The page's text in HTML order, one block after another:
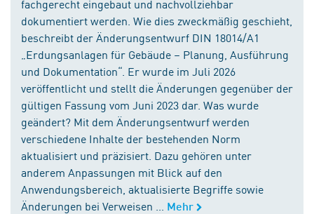
fachgerecht eingebaut und nachvollziehbar
dokumentiert werden. Wie dies zweckmäßig geschieht,
beschreibt der Änderungsentwurf DIN 18014/A1
„Erdungsanlagen für Gebäude – Planung, Ausführung
und Dokumentation“. Er wurde im Juli 2026
veröffentlicht und stellt die Änderungen gegenüber der
gültigen Fassung vom Juni 2023 dar. Was wurde
geändert? Mit dem Änderungsentwurf werden
verschiedene Inhalte der bestehenden Norm
aktualisiert und präzisiert. Dazu gehören unter
anderem Anpassungen mit Blick auf den
Anwendungsbereich, aktualisierte Begriffe sowie
Änderungen bei Verweisen ...
Mehr